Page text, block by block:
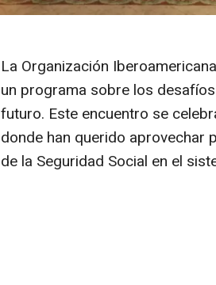
La Organización
un programa sobre los
futuro. Este encuentro se
donde han querido aprovechar
de la Seguridad Social en el